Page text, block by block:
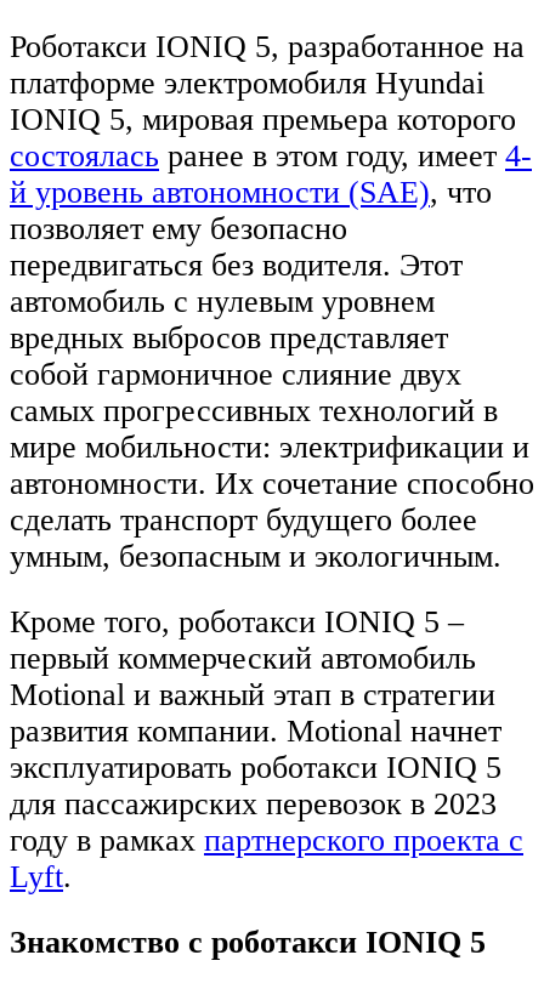
Роботакси IONIQ 5, разработанное на
платформе электромобиля Hyundai
IONIQ 5, мировая премьера которого
состоялась ранее в этом году, имеет 4-
й уровень автономности (SAE), что
позволяет ему безопасно
передвигаться без водителя. Этот
автомобиль с нулевым уровнем
вредных выбросов представляет
собой гармоничное слияние двух
самых прогрессивных технологий в
мире мобильности: электрификации и
автономности. Их сочетание способно
сделать транспорт будущего более
умным, безопасным и экологичным.
Кроме того, роботакси IONIQ 5 –
первый коммерческий автомобиль
Motional и важный этап в стратегии
развития компании. Motional начнет
эксплуатировать роботакси IONIQ 5
для пассажирских перевозок в 2023
году в рамках партнерского проекта с
Lyft.
Знакомство с роботакси IONIQ 5